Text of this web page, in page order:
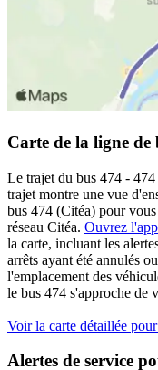
Carte de la ligne de
Le trajet du bus 474 -
trajet montre une vue
bus 474 (Citéa) pour
réseau Citéa. Ouvrez
la carte, incluant les
arrêts ayant été annulés
l'emplacement des
le bus 474 s'approche de
Voir la carte détaillée
Alertes de service